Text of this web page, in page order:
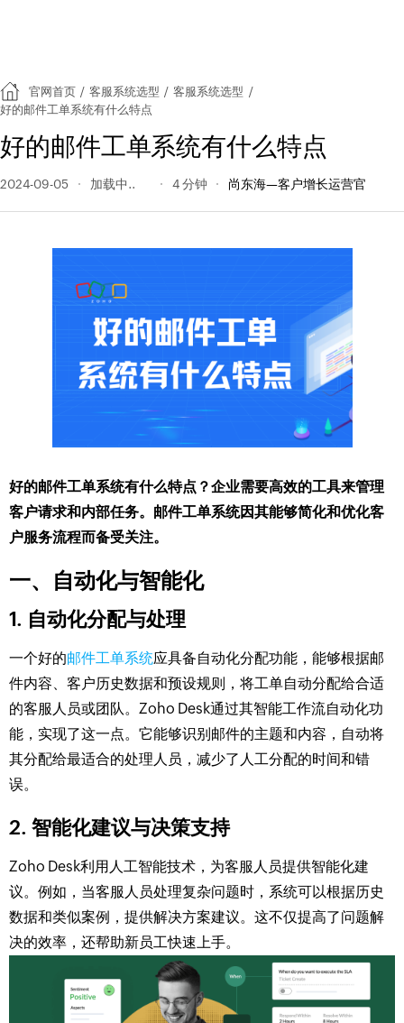
官网首页 / 客服系统选型 / 客服系统选型 /
好的邮件工单系统有什么特点
好的邮件工单系统有什么特点
2024-09-05 124 阅读量 4 分钟 尚东海—客户增长运营官
好的邮件工单系统有什么特点？企业需要高效的工具来管理
客户请求和内部任务。邮件工单系统因其能够简化和优化客
户服务流程而备受关注。
一、自动化与智能化
1. 自动化分配与处理
一个好的邮件工单系统应具备自动化分配功能，能够根据邮
件内容、客户历史数据和预设规则，将工单自动分配给合适
的客服人员或团队。Zoho Desk通过其智能工作流自动化功
能，实现了这一点。它能够识别邮件的主题和内容，自动将
其分配给最适合的处理人员，减少了人工分配的时间和错
误。
2. 智能化建议与决策支持
Zoho Desk利用人工智能技术，为客服人员提供智能化建
议。例如，当客服人员处理复杂问题时，系统可以根据历史
数据和类似案例，提供解决方案建议。这不仅提高了问题解
决的效率，还帮助新员工快速上手。